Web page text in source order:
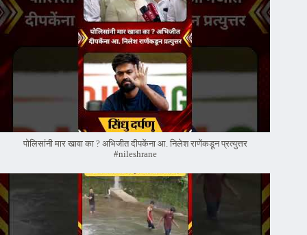
पोलिसांनी मार खावा का ? अभिजीत दीपकेंना आ. निलेश राणेंकडून प्रत्युत्तर
#nileshrane